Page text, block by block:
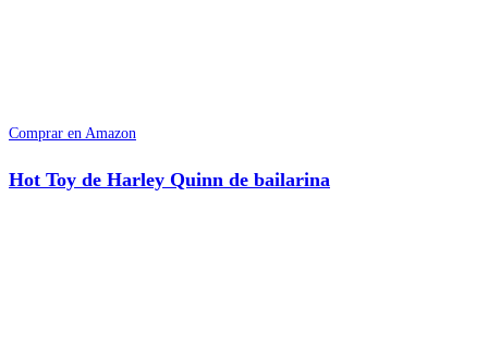
Comprar en Amazon
Hot Toy de Harley Quinn de bailarina